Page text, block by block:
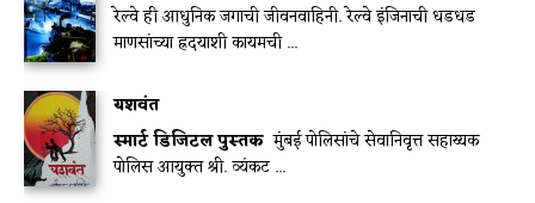
रेल्वे ही आधुनिक जगाची जीवनवाहिनी. रेल्वे इंजिनाची धडधड
माणसांच्या ह्रदयाशी कायमची ...
यशवंत
स्मार्ट डिजिटल पुस्तक मुंबई पोलिसांचे सेवानिवृत्त सहाय्यक
पोलिस आयुक्त श्री. व्यंकट ...